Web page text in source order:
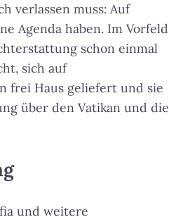
verlassen muss: Auf
Agenda haben. Im Vorfeld
schon einmal
sich auf
frei Haus geliefert und sie
über den Vatikan und die
und weitere